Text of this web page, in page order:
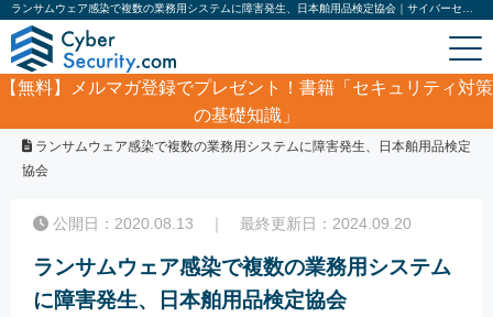
【無料】
メルマガ登録でプレゼント！書籍「セキュリティ対策
の基礎知識」
サイバーセキュリティ・情報漏洩ニュース
ランサムウェア感染で複数の業務用システムに障害発生、日本舶用品検定
協会
公開日：2020.08.13 ｜ 最終更新日：2024.09.20
ランサムウェア感染で複数の業務用システム
に障害発生、日本舶用品検定協会